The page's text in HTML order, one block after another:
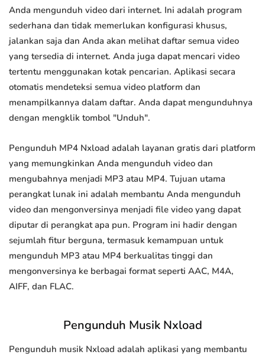
Anda mengunduh video dari internet. Ini adalah program
sederhana dan tidak memerlukan konfigurasi khusus,
jalankan saja dan Anda akan melihat daftar semua video
yang tersedia di internet. Anda juga dapat mencari video
tertentu menggunakan kotak pencarian. Aplikasi secara
otomatis mendeteksi semua video platform dan
menampilkannya dalam daftar. Anda dapat mengunduhnya
dengan mengklik tombol "Unduh".
Pengunduh MP4 Nxload adalah layanan gratis dari platform
yang memungkinkan Anda mengunduh video dan
mengubahnya menjadi MP3 atau MP4. Tujuan utama
perangkat lunak ini adalah membantu Anda mengunduh
video dan mengonversinya menjadi file video yang dapat
diputar di perangkat apa pun. Program ini hadir dengan
sejumlah fitur berguna, termasuk kemampuan untuk
mengunduh MP3 atau MP4 berkualitas tinggi dan
mengonversinya ke berbagai format seperti AAC, M4A,
AIFF, dan FLAC.
Pengunduh Musik Nxload
Pengunduh musik Nxload adalah aplikasi yang membantu